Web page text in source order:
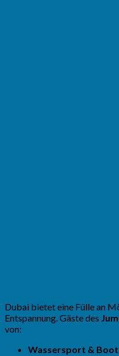
Dubai bietet eine Fülle an
Entspannung. Gäste des
von:
Wassersport &